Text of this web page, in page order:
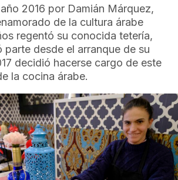
2016 por Damián Márquez,
de la cultura árabe
regentó su conocida tetería,
parte desde el arranque de su
decidió hacerse cargo de este
la cocina árabe.